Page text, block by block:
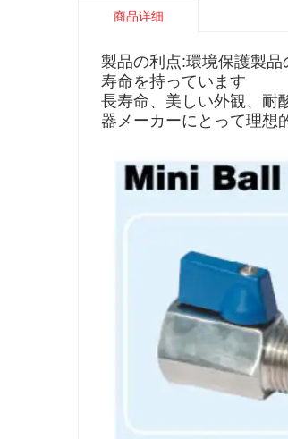
商品详细
製品の利点:環境保護製
寿命を持っています
長寿命、美しい外観、耐
器メーカーにとって理想